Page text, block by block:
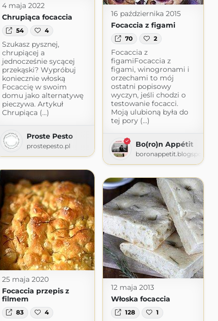
4 maja 2022
Chrupiąca focaccia
54 4
Szukasz pysznej,
chrupiącej a
jednocześnie sycącej
przekąski? Wypróbuj
koniecznie włoską
Focaccię w swoim
domu jako alternatywę
pieczywa. Artykuł
Chrupiąca (...)
Proste Pesto
prostepesto.pl
16 października 2015
Focaccia z figami
70 2
Focaccia z
figamiFocaccia z
figami, winogronami i
orzechami to mój
ostatni popisowy
wyczyn, jeśli chodzi o
testowanie focacci.
Moją ulubioną była do
tej pory (...)
Bo(ro)n Appétit
25 maja 2020
Focaccia przepis z
filmem
83 4
12 maja 2013
Włoska focaccia
128 1